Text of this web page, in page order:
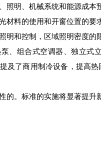
明、机械系统和能源成本
料的使用和开窗位置的要
和控制，区域照明密度的限
组合式空调器、独立式
及了商用制冷设备，提高
。标准的实施将显著提升